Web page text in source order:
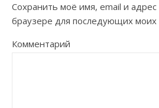
Сохранить моё имя, email и адрес
браузере для последующих моих
Комментарий